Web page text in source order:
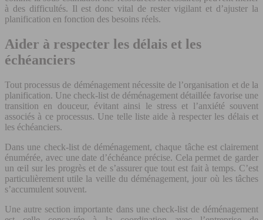
à des difficultés. Il est donc vital de rester vigilant et d’ajuster la
planification en fonction des besoins réels.
Aider à respecter les délais et les
échéanciers
Tout processus de déménagement nécessite de l’organisation et de la
planification. Une check-list de déménagement détaillée favorise une
transition en douceur, évitant ainsi le stress et l’anxiété souvent
associés à ce processus. Une telle liste aide à respecter les délais et
les échéanciers.
Dans une check-list de déménagement, chaque tâche est clairement
énumérée, avec une date d’échéance précise. Cela permet de garder
un œil sur les progrès et de s’assurer que tout est fait à temps. C’est
particulièrement utile la veille du déménagement, jour où les tâches
s’accumulent souvent.
Une autre section importante dans une check-list de déménagement